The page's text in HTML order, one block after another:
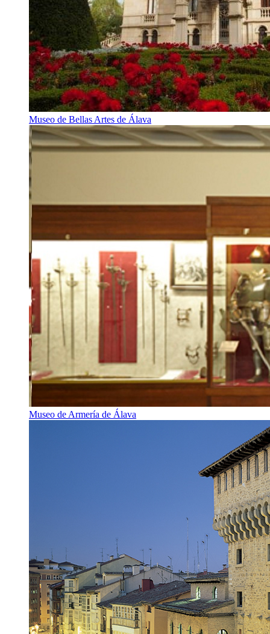
Museo de Bellas Artes de Álava
Museo de Armería de Álava